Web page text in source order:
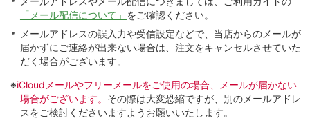
「メール配信について」 をご確認ください。
メールアドレスの誤入力や受信設定などで、当店からのメールが
届かずにご連絡が出来ない場合は、注文をキャンセルさせていた
だく場合がございます。
※iCloudメールやフリーメールをご使用の場合、メールが届かない
場合がございます。 その際は大変恐縮ですが、別のメールアドレ
スをご検討くださいますようお願いいたします。